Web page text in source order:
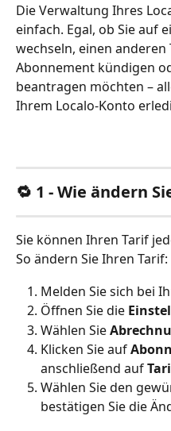
Die Verwaltung Ihres
einfach. Egal, ob Sie auf
wechseln, einen
Abonnement kündigen
beantragen möchten –
Ihrem Localo-Konto
🔁 1 - Wie ändern
Sie können Ihren Tarif
So ändern Sie Ihren Tarif:
Melden Sie sich bei
Öffnen Sie die
Wählen Sie
Klicken Sie auf
anschließend auf
Wählen Sie den
bestätigen Sie die